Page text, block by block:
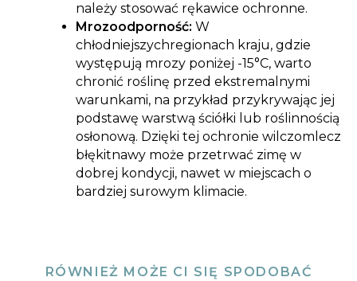
należy stosować rękawice ochronne.
Mrozoodporność: W
chłodniejszychregionach kraju, gdzie
występują mrozy poniżej -15°C, warto
chronić roślinę przed ekstremalnymi
warunkami, na przykład przykrywając jej
podstawę warstwą ściółki lub roślinnością
osłonową. Dzięki tej ochronie wilczomlecz
błękitnawy może przetrwać zimę w
dobrej kondycji, nawet w miejscach o
bardziej surowym klimacie.
RÓWNIEŻ MOŻE CI SIĘ SPODOBAĆ